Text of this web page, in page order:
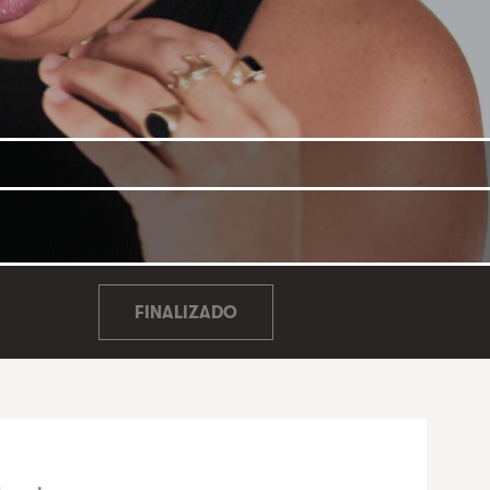
FINALIZADO